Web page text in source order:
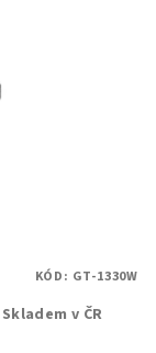
Skladem v ČR
KÓD: GT-1330W